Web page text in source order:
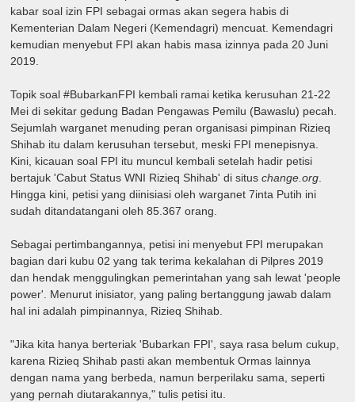
kabar soal izin FPI sebagai ormas akan segera habis di
Kementerian Dalam Negeri (Kemendagri) mencuat. Kemendagri
kemudian menyebut FPI akan habis masa izinnya pada 20 Juni
2019.
Topik soal #BubarkanFPI kembali ramai ketika kerusuhan 21-22
Mei di sekitar gedung Badan Pengawas Pemilu (Bawaslu) pecah.
Sejumlah warganet menuding peran organisasi pimpinan Rizieq
Shihab itu dalam kerusuhan tersebut, meski FPI menepisnya.
Kini, kicauan soal FPI itu muncul kembali setelah hadir petisi
bertajuk 'Cabut Status WNI Rizieq Shihab' di situschange.org
Hingga kini, petisi yang diinisiasi oleh warganet 7inta Putih ini
sudah ditandatangani oleh 85.367 orang.
Sebagai pertimbangannya, petisi ini menyebut FPI merupakan
bagian dari kubu 02 yang tak terima kekalahan di Pilpres 2019
dan hendak menggulingkan pemerintahan yang sah lewat 'people
power'. Menurut inisiator, yang paling bertanggung jawab dalam
hal ini adalah pimpinannya, Rizieq Shihab.
"Jika kita hanya berteriak 'Bubarkan FPI', saya rasa belum cukup,
karena Rizieq Shihab pasti akan membentuk Ormas lainnya
dengan nama yang berbeda, namun berperilaku sama, seperti
yang pernah diutarakannya," tulis petisi itu.